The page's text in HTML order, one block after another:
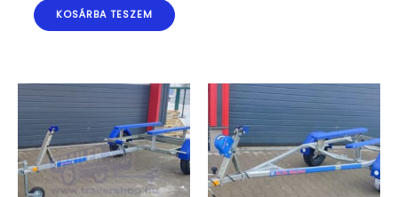
KOSÁRBA TESZEM